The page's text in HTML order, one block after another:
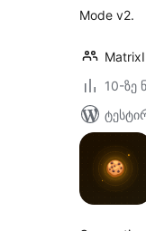
Mode v2.
10-ზე